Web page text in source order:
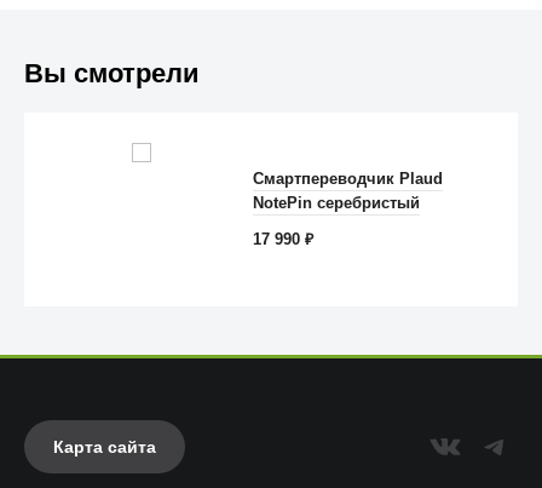
Вы смотрели
Смартпереводчик Plaud
NotePin серебристый
17 990₽
Карта сайта